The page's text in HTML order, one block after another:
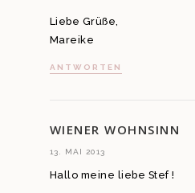
Liebe Grüße,
Mareike
ANTWORTEN
WIENER WOHNSINN
13. MAI 2013
Hallo meine liebe Stef !